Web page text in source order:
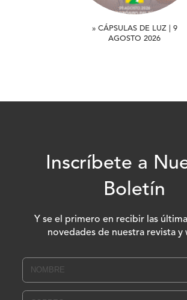
» CÁPSULAS DE LUZ | 9
AGOSTO 2026
Inscríbete a
Boletín
Y se el primero en recibir las
novedades de nuestra revista y